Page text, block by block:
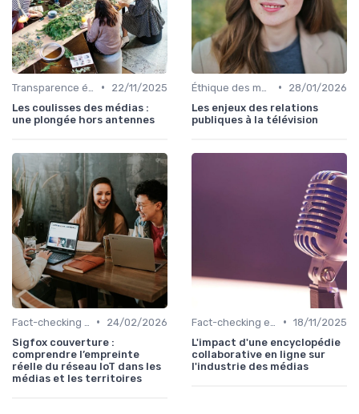
•
22/11/2025
Les coulisses des médias :
une plongée hors antennes
•
28/01/2026
Les enjeux des relations
publiques à la télévision
•
24/02/2026
Sigfox couverture :
comprendre l’empreinte
réelle du réseau IoT dans les
médias et les territoires
• 18/11/2025
L'impact d'une encyclopédie
collaborative en ligne sur
l'industrie des médias